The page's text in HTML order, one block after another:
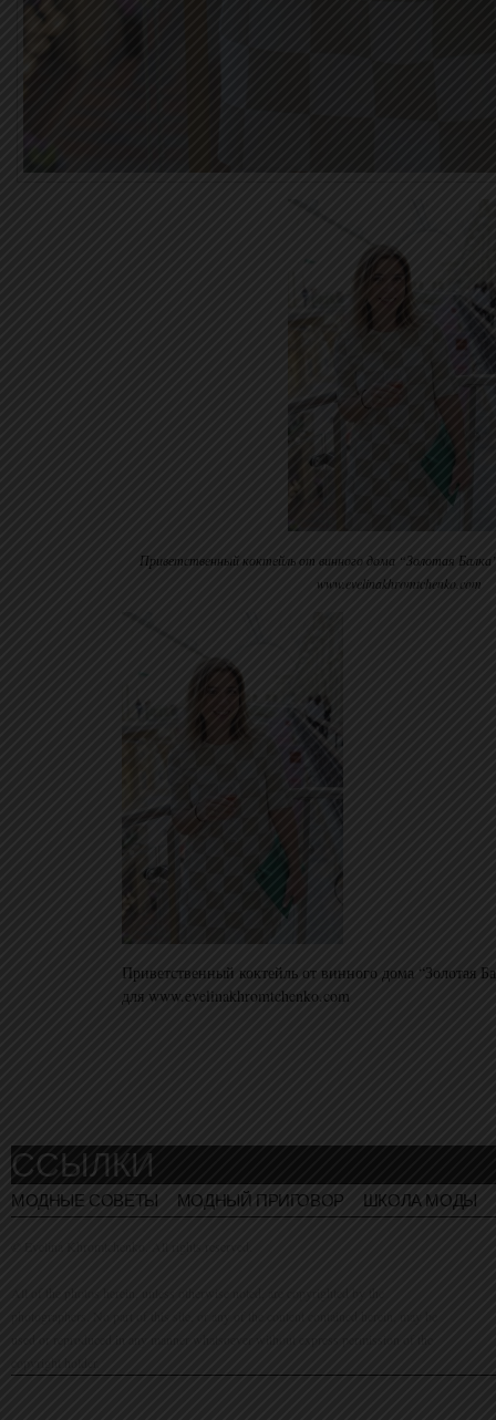
Приветственный коктейль от винного дома “Золотая
www.evelinakhromtchenko.com
Приветственный коктейль от винного дома
для www.evelinakhromtchenko.com
ССЫЛКИ
МОДНЫЕ СОВЕТЫ МОДНЫЙ ПРИГОВОР ШКОЛА МОДЫ